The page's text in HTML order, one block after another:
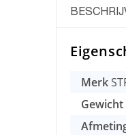
Merk
Gewicht